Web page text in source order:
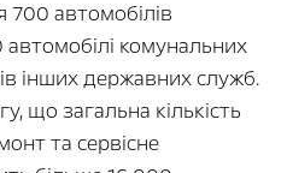
автомобілів
автомобілі комунальних
інших державних служб.
що загальна кількість
та сервісне